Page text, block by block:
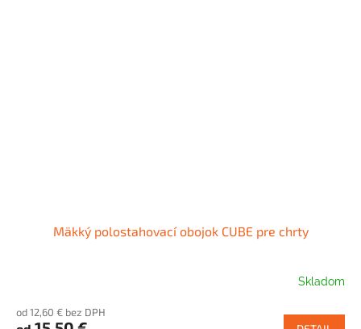
Mäkký polostahovací obojok CUBE pre chrty
Skladom
od 12,60 € bez DPH